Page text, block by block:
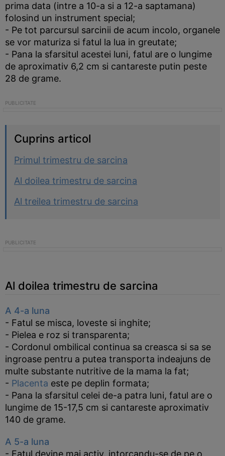
prima data (intre a 10-a si a 12-a saptamana)
folosind un instrument special;
- Pe tot parcursul sarcinii de acum incolo, organele
se vor maturiza si fatul la lua in greutate;
- Pana la sfarsitul acestei luni, fatul are o lungime
de aproximativ 6,2 cm si cantareste putin peste
28 de grame.
Cuprins articol
Primul trimestru de sarcina
Al doilea trimestru de sarcina
Al treilea trimestru de sarcina
Al doilea trimestru de sarcina
A 4-a luna
- Fatul se misca, loveste si inghite;
- Pielea e roz si transparenta;
- Cordonul ombilical continua sa creasca si sa se
ingroase pentru a putea transporta indeajuns de
multe substante nutritive de la mama la fat;
- Placenta este pe deplin formata;
- Pana la sfarsitul celei de-a patra luni, fatul are o
lungime de 15-17,5 cm si cantareste aproximativ
140 de grame.
A 5-a luna
- Fatul devine mai activ, intorcandu-se de pe o